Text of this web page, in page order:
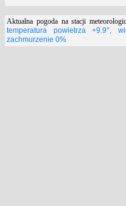
Aktualna pogoda na stacji
temperatura powietrza +9.9°,
zachmurzenie 0%